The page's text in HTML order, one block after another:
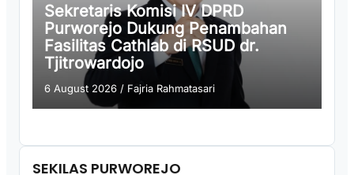
Sekretaris Komisi IV DPRD
Purworejo Dukung Penambahan
Fasilitas Cathlab di RSUD dr.
Tjitrowardojo
6 August 2026 / Fajria Rahmatasari
SEKILAS PURWOREJO